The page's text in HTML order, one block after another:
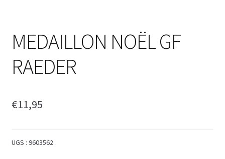
MEDAILLON NOËL GF
RAEDER
€11,95
UGS : 9603562